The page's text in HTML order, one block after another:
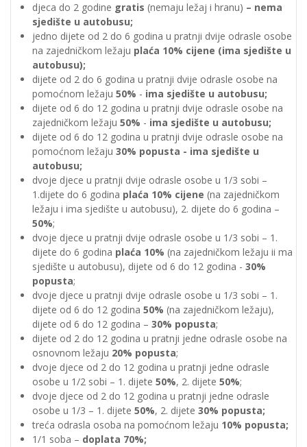
djeca do 2 godine gratis (nemaju ležaj i hranu) – nema
sjedište u autobusu;
jedno dijete od 2 do 6 godina u pratnji dvije odrasle osobe
na zajedničkom ležaju plaća 10% cijene (ima sjedište u
autobusu);
dijete od 2 do 6 godina u pratnji dvije odrasle osobe na
pomoćnom ležaju 50% - ima sjedište u autobusu;
dijete od 6 do 12 godina u pratnji dvije odrasle osobe na
zajedničkom ležaju 50% - ima sjedište u autobusu;
dijete od 6 do 12 godina u pratnji dvije odrasle osobe na
pomoćnom ležaju 30% popusta - ima sjedište u
autobusu;
dvoje djece u pratnji dvije odrasle osobe u 1/3 sobi –
1.dijete do 6 godina plaća 10% cijene (na zajedničkom
ležaju i ima sjedište u autobusu), 2. dijete do 6 godina –
50%;
dvoje djece u pratnji dvije odrasle osobe u 1/3 sobi – 1.
dijete do 6 godina plaća 10% (na zajedničkom ležaju ii ma
sjedište u autobusu), dijete od 6 do 12 godina - 30%
popusta;
dvoje djece u pratnji dvije odrasle osobe u 1/3 sobi – 1.
dijete od 6 do 12 godina 50% (na zajedničkom ležaju),
dijete od 6 do 12 godina – 30% popusta;
dijete od 2 do 12 godina u pratnji jedne odrasle osobe na
osnovnom ležaju 20% popusta;
dvoje djece od 2 do 12 godina u pratnji jedne odrasle
osobe u 1/2 sobi – 1. dijete 50%, 2. dijete 50%;
dvoje djece od 2 do 12 godina u pratnji jedne odrasle
osobe u 1/3 – 1. dijete 50%, 2. dijete 30% popusta;
treća odrasla osoba na pomoćnom ležaju 10% popusta;
1/1 soba – doplata 70%;